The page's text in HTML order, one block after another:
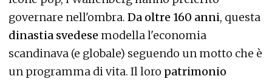
governare nell'ombra. Da oltre 160 anni, questa
dinastia svedese modella l'economia
scandinava (e globale) seguendo un motto che è
un programma di vita. Il loro patrimonio